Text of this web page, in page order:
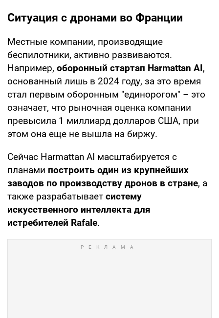
Ситуация с дронами во Франции
Местные компании, производящие
беспилотники, активно развиваются.
Например, оборонный стартап Harmattan AI,
основанный лишь в 2024 году, за это время
стал первым оборонным "единорогом" – это
означает, что рыночная оценка компании
превысила 1 миллиард долларов США, при
этом она еще не вышла на биржу.
Сейчас Harmattan AI масштабируется с
планами построить один из крупнейших
заводов по производству дронов в стране, а
также разрабатывает систему
искусственного интеллекта для
истребителей Rafale.